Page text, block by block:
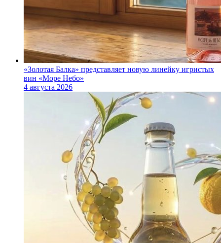
«Золотая Балка» представляет новую линейку игристых
вин «Море Небо»
4 августа 2026